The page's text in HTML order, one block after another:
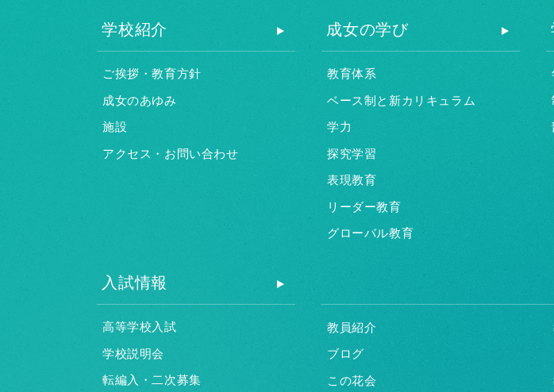
学校紹介
ご挨拶・教育方針
成女のあゆみ
施設
アクセス・お問い合わせ
成女の学び
教育体系
ベース制と新カリキュラム
学力
探究学習
表現教育
リーダー教育
グローバル教育
入試情報
高等学校入試
学校説明会
転編入・二次募集
教員紹介
ブログ
この花会